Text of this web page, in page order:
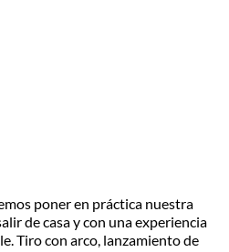
poner en práctica nuestra
de casa y con una experiencia
Tiro con arco, lanzamiento de